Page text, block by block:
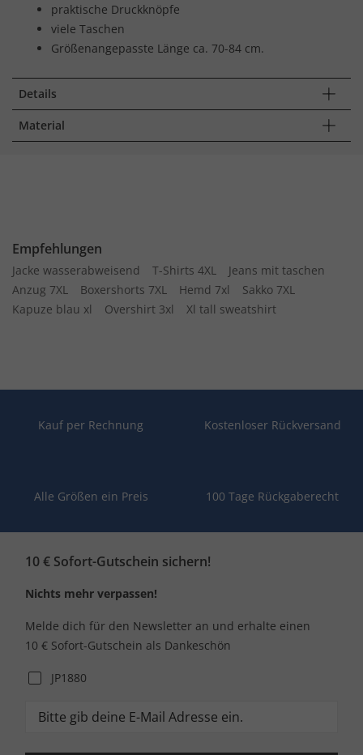
praktische Druckknöpfe
viele Taschen
Größenangepasste Länge ca. 70-84 cm.
Details
Material
Empfehlungen
Jacke wasserabweisend T-Shirts 4XL
Jeans mit taschen
Anzug 7XL
Boxershorts 7XL Hemd 7xl
Sakko 7XL
Kapuze blau xl
Overshirt 3xl Xl tall sweatshirt
Kauf per Rechnung Kostenloser Rückversand
Alle Größen ein Preis 100 Tage Rückgaberecht
10 € Sofort-Gutschein sichern!
Nichts mehr verpassen!
Melde dich für den Newsletter an und erhalte einen
10 € Sofort-Gutschein als Dankeschön
JP1880